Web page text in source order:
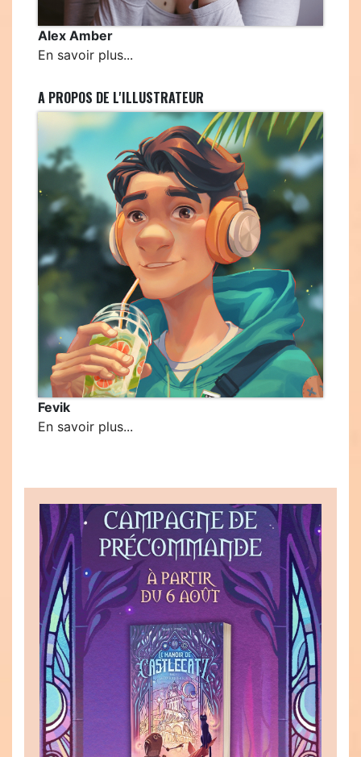
Alex Amber
En savoir plus...
A PROPOS DE L'ILLUSTRATEUR
Fevik
En savoir plus...